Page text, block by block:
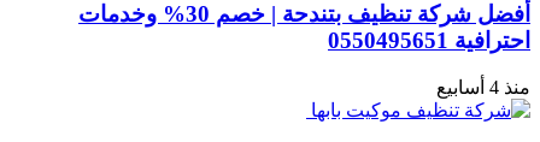
أفضل شركة تنظيف بتندحة | خصم 30% وخدمات
احترافية 0550495651
منذ 4 أسابيع